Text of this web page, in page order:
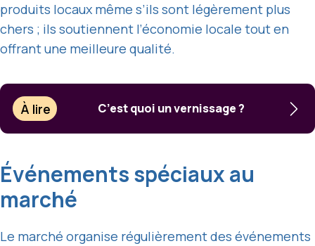
produits locaux même s’ils sont légèrement plus
chers ; ils soutiennent l’économie locale tout en
offrant une meilleure qualité.
À lire C’est quoi un vernissage ?
Événements spéciaux au
marché
Le marché organise régulièrement des événements